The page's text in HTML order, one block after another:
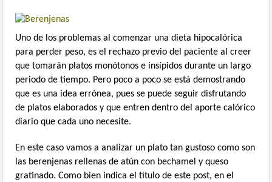
Uno de los problemas al comenzar una dieta hipocalórica
para perder peso, es el rechazo previo del paciente al creer
que tomarán platos monótonos e insípidos durante un largo
periodo de tiempo. Pero poco a poco se está demostrando
que es una idea errónea, pues se puede seguir disfrutando
de platos elaborados y que entren dentro del aporte calórico
diario que cada uno necesite.
En este caso vamos a analizar un plato tan gustoso como son
las berenjenas rellenas de atún con bechamel y queso
gratinado. Como bien indica el título de este post, en el